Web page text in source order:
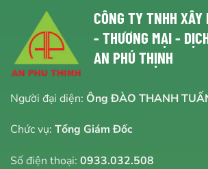
CÔNG TY TNHH XÂY
- THƯƠNG MẠI -
AN PHÚ THỊNH
Người đại diện: Ông ĐÀO THANH
Chức vụ: Tổng Giám Đốc
Số điện thoại: 0933.032.508